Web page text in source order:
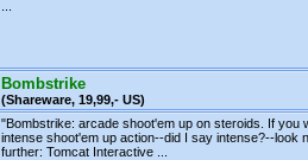
Bombstrike
(Shareware, 19,99,- US)
"Bombstrike: arcade shoot'em up on steroids. If you
intense shoot'em up action--did I say intense?--look
further: Tomcat Interactive ...